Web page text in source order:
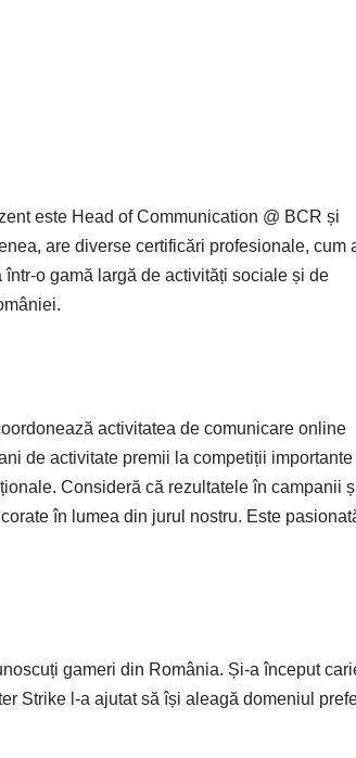
este Head of Communication @ BCR și
are diverse certificări profesionale, cum
o gamă largă de activități sociale și de
activitatea de comunicare online
de activitate premii la competiții importante
Consideră că rezultatele în campanii
în lumea din jurul nostru. Este
gameri din România. Și-a început
Strike l-a ajutat să își aleagă domeniul